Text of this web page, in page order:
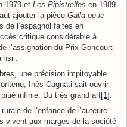
1979 et Les Pipistrelles en 1989
ajouter la pièce Galla ou le
de l’espagnol faites en
critique considérable à
l’assignation du Prix Goncourt
:
une précision impitoyable
Inès Cagnati sait ouvrir
infinie. Du très grand art [1] .
de l’enfance de l’auteure
vivent aux marges de la société